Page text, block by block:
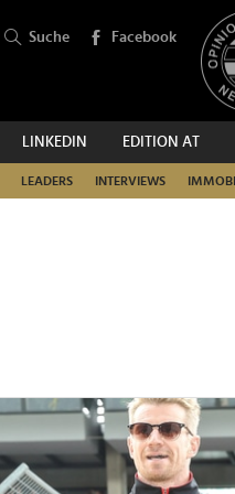
Suche Facebook
LINKEDIN EDITION AT
LEADERS INTERVIEWS
SUCHEN